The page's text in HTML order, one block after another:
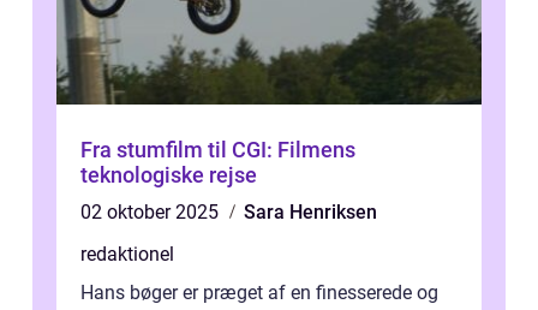
Fra stumfilm til CGI: Filmens
teknologiske rejse
02 oktober 2025
Sara Henriksen
redaktionel
Hans bøger er præget af en finesserede og